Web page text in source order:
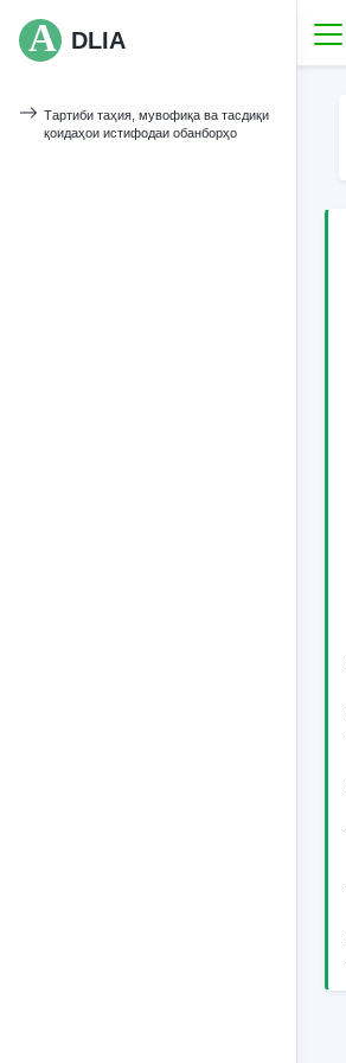
DLIA
Тартиби таҳия, мувофиқа ва тасдиқи
қоидаҳои истифодаи обанборҳо